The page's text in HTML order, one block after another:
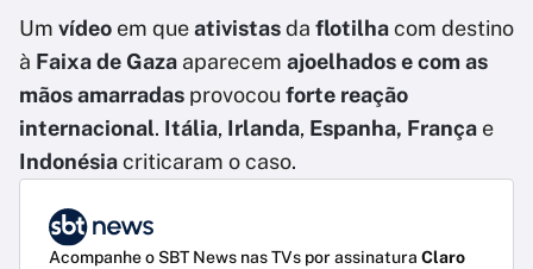
Um vídeo em queativistasda flotilhacom destino
à Faixa de Gaza aparecem ajoelhados e com as
mãos amarradas provocou forte reação
internacional. Itália, Irlanda, Espanha, França e
Indonésiacriticaram o caso.
Acompanhe o SBT News nas TVs por assinatura Claro